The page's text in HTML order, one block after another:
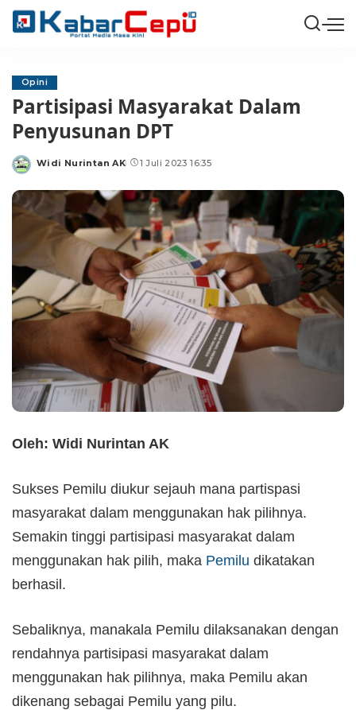
Opini
Partisipasi Masyarakat Dalam
Penyusunan DPT
Posted
Widi Nurintan AK 1 Juli 2023 16:35
Oleh: Widi Nurintan AK
Sukses Pemilu diukur sejauh mana partispasi
masyarakat dalam menggunakan hak pilihnya.
Semakin tinggi partisipasi masyarakat dalam
menggunakan hak pilih, maka Pemilu dikatakan
berhasil.
Sebaliknya, manakala Pemilu dilaksanakan dengan
rendahnya partisipasi masyarakat dalam
menggunakan hak pilihnya, maka Pemilu akan
dikenang sebagai Pemilu yang pilu.